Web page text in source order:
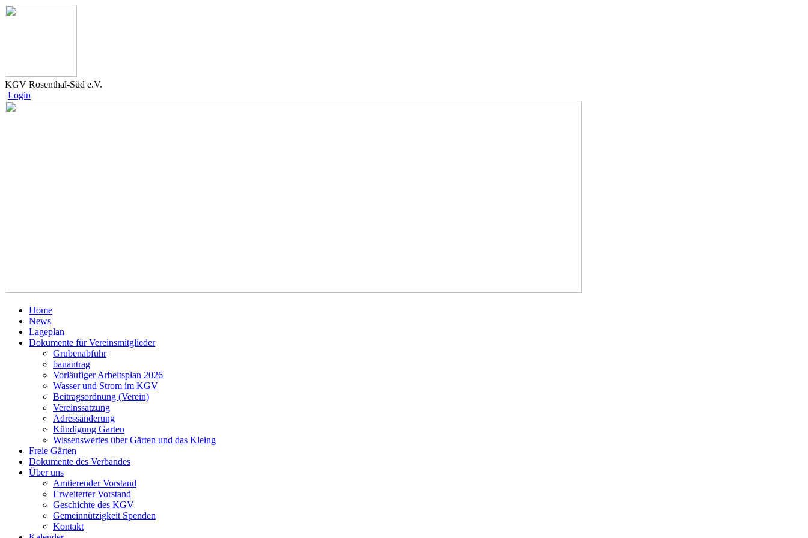
KGV Rosenthal-Süd e.V.
Login
Home
News
Lageplan
Dokumente für Vereinsmitglieder
Grubenabfuhr
bauantrag
Vorläufiger Arbeitsplan 2026
Wasser und Strom im KGV
Beitragsordnung (Verein)
Vereinssatzung
Adressänderung
Kündigung Garten
Wissenswertes über Gärten und das Kleing
Freie Gärten
Dokumente des Verbandes
Über uns
Amtierender Vorstand
Erweiterter Vorstand
Geschichte des KGV
Gemeinnützigkeit Spenden
Kontakt